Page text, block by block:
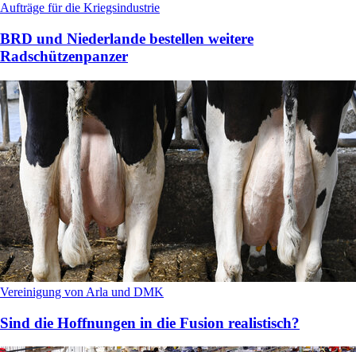
Aufträge für die Kriegsindustrie
BRD und Niederlande bestellen weitere
Radschützenpanzer
Vereinigung von Arla und DMK
Sind die Hoffnungen in die Fusion realistisch?